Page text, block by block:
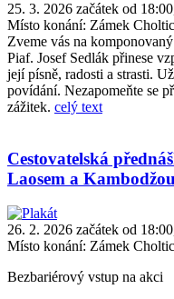
25. 3. 2026 začátek od
Místo konání: Zámek
Zveme vás na
Piaf. Josef Sedlák přinese
její písně, radosti a strasti.
povídání. Nezapomeňte se
zážitek. celý text
Cestovatelská
Laosem a Kambodžou
26. 2. 2026 začátek od
Místo konání: Zámek
Bezbariérový vstup na akci